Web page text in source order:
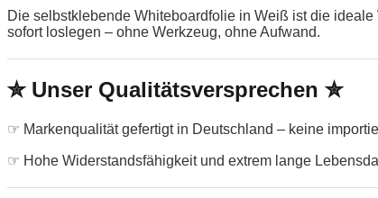
Die selbstklebende Whiteboardfolie in Weiß ist die
sofort loslegen – ohne Werkzeug, ohne Aufwand.
✮ Unser Qualitätsversprechen ✮
☞ Markenqualität gefertigt in Deutschland – keine
☞ Hohe Widerstandsfähigkeit und extrem lange